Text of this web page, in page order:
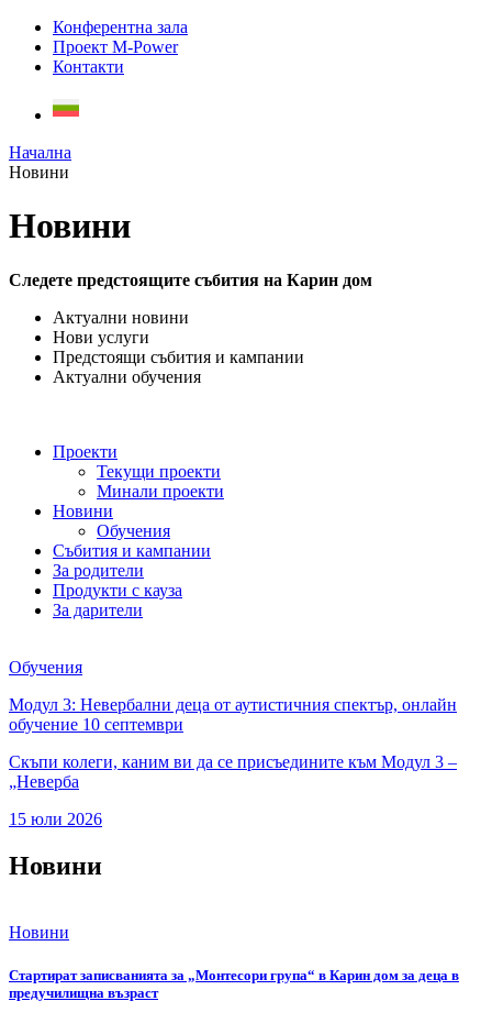
Конферентна зала
Проект M-Power
Контакти
Начална
Новини
Новини
Следете предстоящите събития на Карин дом
Актуални новини
Нови услуги
Предстоящи събития и кампании
Актуални обучения
Проекти
Текущи проекти
Минали проекти
Новини
Обучения
Събития и кампании
За родители
Продукти с кауза
За дарители
Обучения
Модул 3: Невербални деца от аутистичния спектър, онлайн
обучение 10 септември
Скъпи колеги, каним ви да се присъедините към Модул 3 –
„Неверба
15 юли 2026
Новини
Новини
Стартират записванията за „Монтесори група“ в Карин дом за деца в
предучилищна възраст